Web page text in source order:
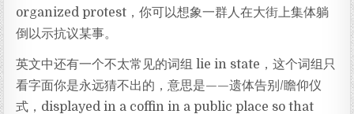
organized protest，你可以想象一群人在大街上集体躺
倒以示抗议某事。
英文中还有一个不太常见的词组 lie in state，这个词组只
看字面你是永远猜不出的，意思是——遗体告别/瞻仰仪
式，displayed in a coffin in a public place so that